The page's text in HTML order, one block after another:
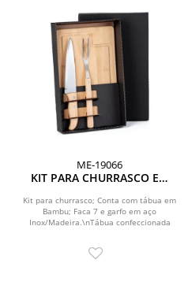
ME-19066
KIT PARA CHURRASCO EM
Kit para churrasco; Conta com tábua em
Bambu; Faca 7 e garfo em aço
Inox/Madeira.\nTábua confeccionada